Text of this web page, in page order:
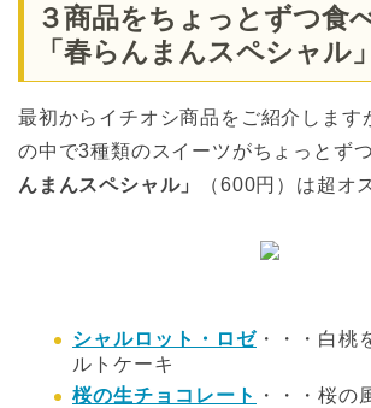
３商品をちょっとずつ食
「春らんまんスペシャル」
最初からイチオシ商品をご紹介します
の中で3種類のスイーツがちょっとず
んまんスペシャル」
（600円）は超オ
シャルロット・ロゼ ・・・白桃
ルトケーキ
桜の生チョコレート
・・・桜の